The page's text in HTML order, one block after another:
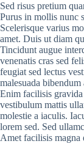
Sed risus pretium
Purus in mollis nunc
Scelerisque varius
amet. Duis ut diam
Tincidunt augue
venenatis cras sed
feugiat sed lectus
malesuada
Enim facilisis
vestibulum mattis
molestie a iaculis.
lorem sed. Sed
Amet facilisis magna